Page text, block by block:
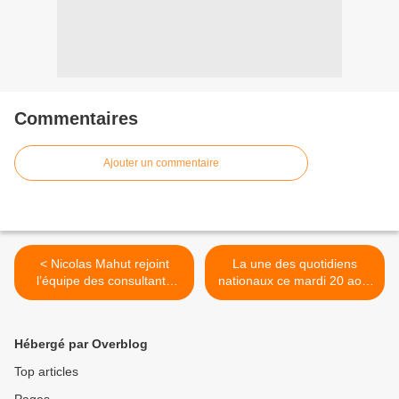
Commentaires
Ajouter un commentaire
< Nicolas Mahut rejoint
l’équipe des consultants
tennis Eurosport pour l’US
La une des quotidiens
nationaux ce mardi 20 août
2024. >
Hébergé par Overblog
Top articles